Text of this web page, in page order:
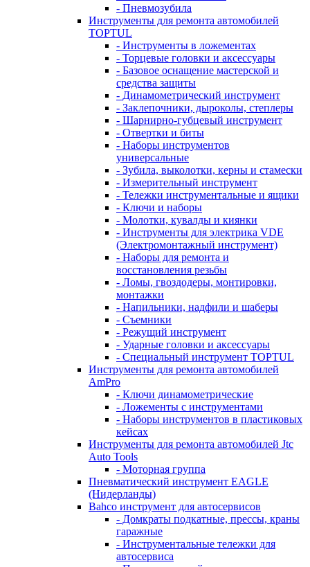
- Пневмозубила
Инструменты для ремонта автомобилей
TOPTUL
- Инструменты в ложементах
- Торцевые головки и аксессуары
- Базовое оснащение мастерской и
средства защиты
- Динамометрический инструмент
- Заклепочники, дыроколы, степлеры
- Шарнирно-губцевый инструмент
- Отвертки и биты
- Наборы инструментов
универсальные
- Зубила, выколотки, керны и стамески
- Измерительный инструмент
- Тележки инструментальные и ящики
- Ключи и наборы
- Молотки, кувалды и киянки
- Инструменты для электрика VDE
(Электромонтажный инструмент)
- Наборы для ремонта и
восстановления резьбы
- Ломы, гвоздодеры, монтировки,
монтажки
- Напильники, надфили и шаберы
- Съемники
- Режущий инструмент
- Ударные головки и аксессуары
- Специальный инструмент TOPTUL
Инструменты для ремонта автомобилей
AmPro
- Ключи динамометрические
- Ложементы с инструментами
- Наборы инструментов в пластиковых
кейсах
Инструменты для ремонта автомобилей Jtc
Auto Tools
- Моторная группа
Пневматический инструмент EAGLE
(Нидерланды)
Bahco инструмент для автосервисов
- Домкраты подкатные, прессы, краны
гаражные
- Инструментальные тележки для
автосервиса